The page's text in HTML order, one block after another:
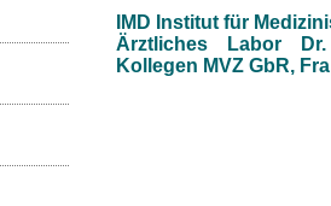
IMD Institut für
Ärztliches Labor
Kollegen MVZ GbR,